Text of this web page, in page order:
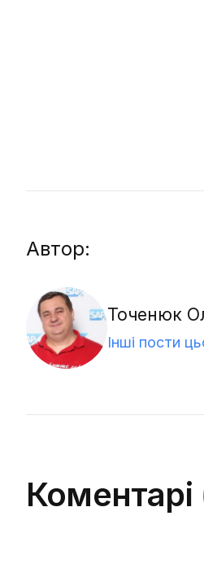
Автор:
Точенюк
Інші пости
Коментарі